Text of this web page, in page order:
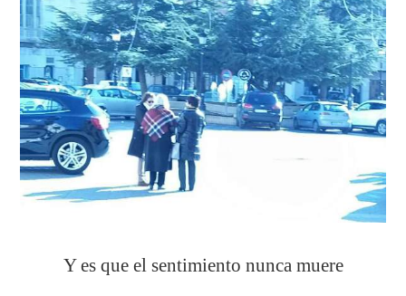
Y es que el sentimiento nunca muere